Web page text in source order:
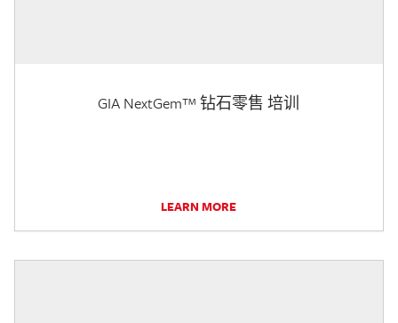
GIA NextGem™ 钻石零售 培训
LEARN MORE